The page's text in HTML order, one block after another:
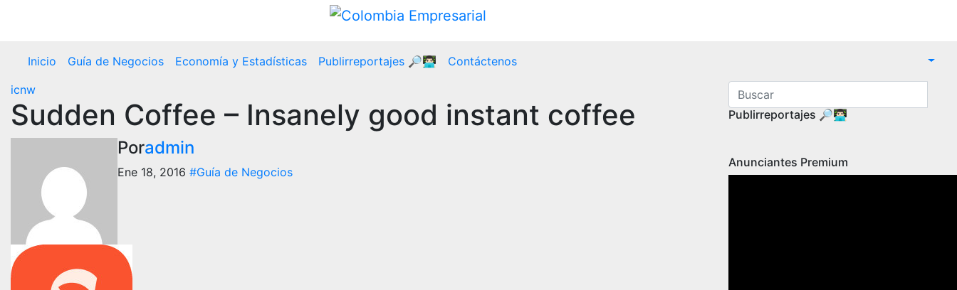
Inicio
Guía de Negocios Economía y Estadísticas Publirreportajes 🔎👨🏻‍💻
Contáctenos
icnw
Sudden Coffee – Insanely good instant coffee
Poradmin
Ene 18, 2016 #Guía de Negocios
Publirreportajes 🔎👨🏻‍💻
Anunciantes Premium